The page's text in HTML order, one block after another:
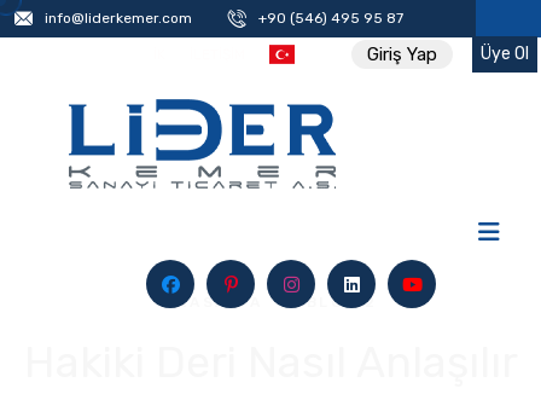
info@liderkemer.com +90 (546) 495 95 87
Giriş Yap Üye Ol
ANASAYFA / BLOG 2